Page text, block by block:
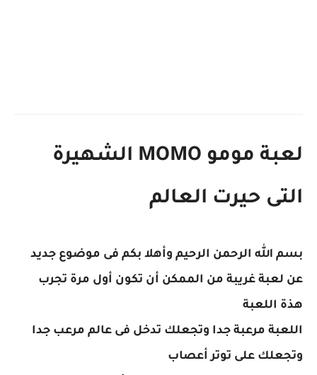
لعبة مومو MOMO الشهيرة
التى حيرت العالم
بسم الله الرحمن الرحيم وأهلا بكم فى موضوع جديد
عن لعبة غريبة من الممكن أن تكون أول مرة تجرب
هذة اللعبة
اللعبة مرعبة جدا وتجعلك تدخل فى عالم مرعب جدا
وتجعلك على توتر أعصاب